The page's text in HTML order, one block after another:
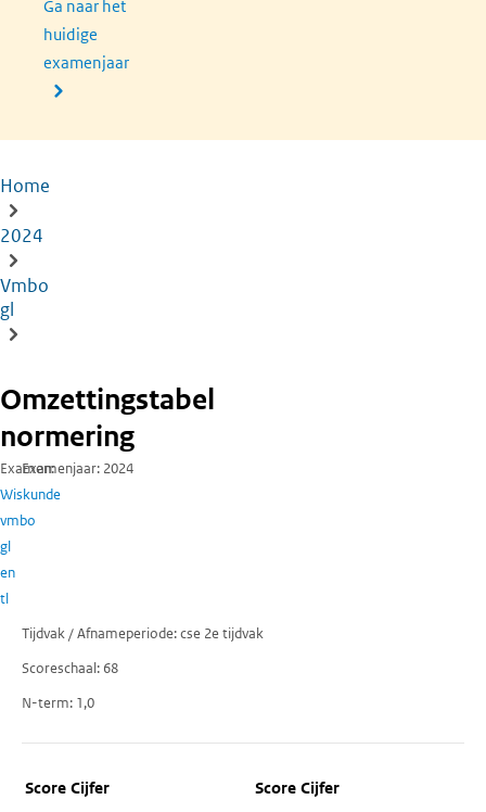
Ga naar het
huidige
examenjaar
Kruimelpad
Home
2024
Vmbo
gl
Omzettingstabel
normering
Examen
Wiskunde
vmbo
gl
en
tl
Examenjaar 2024
Tijdvak / Afnameperiode cse 2e tijdvak
Scoreschaal 68
N-term 1,0
Score Cijfer